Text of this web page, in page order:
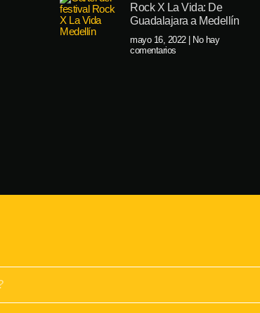
Rock X La Vida: De
Guadalajara a Medellín
mayo 16, 2022 No hay
comentarios